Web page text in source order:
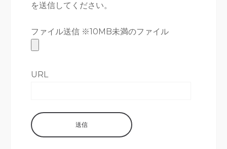
を送信してください。
ファイル送信 ※10MB未満のファイル
URL